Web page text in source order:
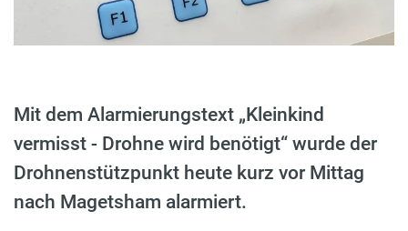
Mit dem Alarmierungstext „Kleinkind
vermisst - Drohne wird benötigt“ wurde der
Drohnenstützpunkt heute kurz vor Mittag
nach Magetsham alarmiert.